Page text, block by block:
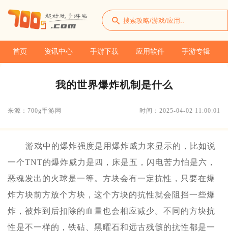
首页 资讯中心 手游下载 应用软件 手游专辑
我的世界爆炸机制是什么
来源：700g手游网 时间：2025-04-02 11:00:01
游戏中的爆炸强度是用爆炸威力来显示的，比如说
一个TNT的爆炸威力是四，床是五，闪电苦力怕是六，
恶魂发出的火球是一等。方块会有一定抗性，只要在爆
炸方块前方放个方块，这个方块的抗性就会阻挡一些爆
炸，被炸到后扣除的血量也会相应减少。不同的方块抗
性是不一样的，铁砧、黑曜石和远古残骸的抗性都是一